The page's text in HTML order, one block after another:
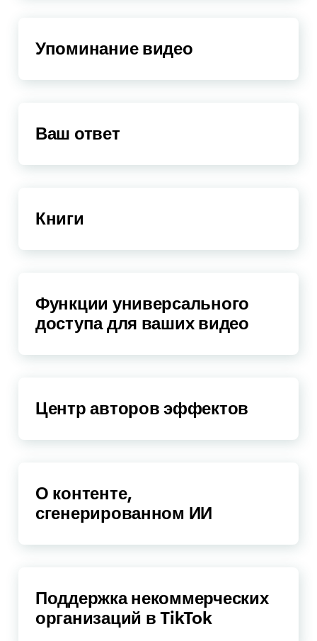
Упоминание видео
Ваш ответ
Книги
Функции универсального
доступа для ваших видео
Центр авторов эффектов
О контенте,
сгенерированном ИИ
Поддержка некоммерческих
организаций в TikTok